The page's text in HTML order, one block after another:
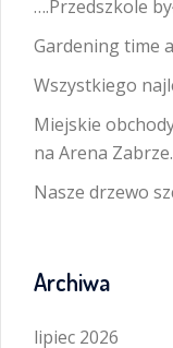
….Przedszkole
Gardening time
Wszystkiego
Miejskie
na Arena Zabrze.
Nasze drzewo
Archiwa
lipiec 2026